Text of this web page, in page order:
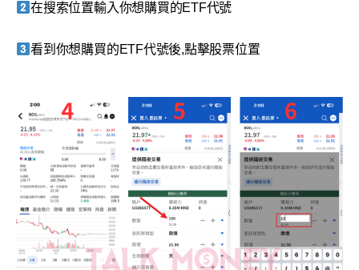
在搜索位置輸入你想購買的ETF代號
看到你想購買的ETF代號後,點擊股票位置